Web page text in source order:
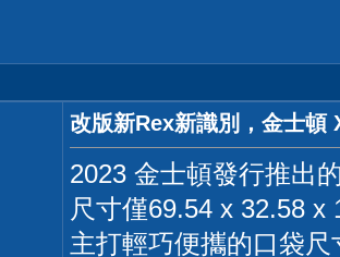
改版新Rex新識別，金士
2023 金士頓發行推出
尺寸僅69.54 x 32.58 x
主打輕巧便攜的口袋